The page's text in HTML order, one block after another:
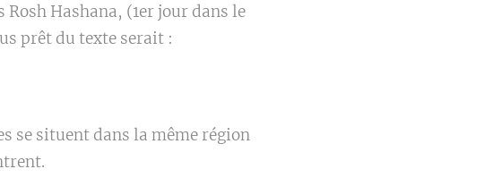
Hashana, (1er jour dans le
prêt du texte serait :
se situent dans la même région